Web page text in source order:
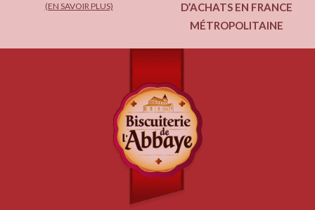
(EN SAVOIR PLUS)
D’ACHATS EN FRANCE
MÉTROPOLITAINE